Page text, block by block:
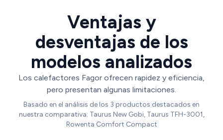
Ventajas y
desventajas de los
modelos analizados
Los calefactores Fagor ofrecen rapidez y eficiencia,
pero presentan algunas limitaciones.
Basado en el análisis de los 3 productos destacados en
nuestra comparativa: Taurus New Gobi, Taurus TFH-3001,
Rowenta Comfort Compact